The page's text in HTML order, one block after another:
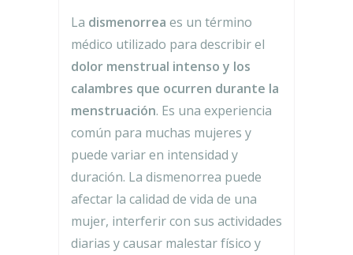
La dismenorrea es un término
médico utilizado para describir el
dolor menstrual intenso y los
calambres que ocurren durante la
menstruación. Es una experiencia
común para muchas mujeres y
puede variar en intensidad y
duración. La dismenorrea puede
afectar la calidad de vida de una
mujer, interferir con sus actividades
diarias y causar malestar físico y